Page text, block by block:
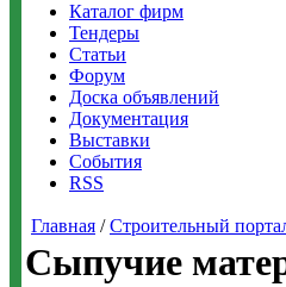
Каталог фирм
Тендеры
Статьи
Форум
Доска объявлений
Документация
Выставки
События
RSS
Главная /Строительный
Сыпучие